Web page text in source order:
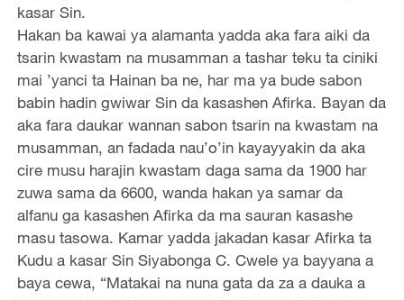
kasar Sin.
Hakan ba kawai ya alamanta yadda aka fara aiki da
tsarin kwastam na musamman a tashar teku ta ciniki
mai ’yanci ta Hainan ba ne, har ma ya bude sabon
babin hadin gwiwar Sin da kasashen Afirka. Bayan da
aka fara daukar wannan sabon tsarin na kwastam na
musamman, an fadada nau’o’in kayayyakin da aka
cire musu harajin kwastam daga sama da 1900 har
zuwa sama da 6600, wanda hakan ya samar da
alfanu ga kasashen Afirka da ma sauran kasashe
masu tasowa. Kamar yadda jakadan kasar Afirka ta
Kudu a kasar Sin Siyabonga C. Cwele ya bayyana a
baya cewa, “Matakai na nuna gata da za a dauka a